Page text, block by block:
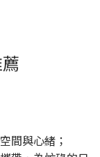
間與心緒；